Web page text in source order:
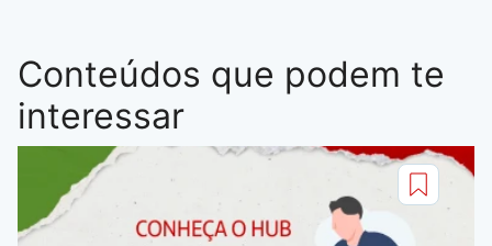
Conteúdos que podem te
interessar